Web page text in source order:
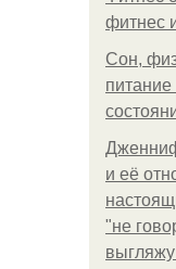
фитнес
Сон,
и её
"не